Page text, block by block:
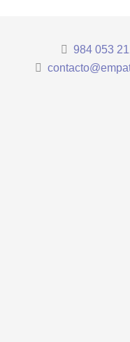
984 053